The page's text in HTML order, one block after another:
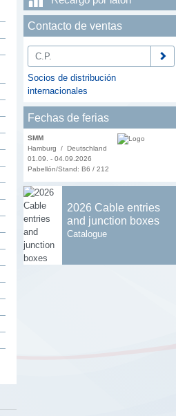
Contacto de ventas
Socios de distribución
internacionales
Fechas de ferias
SMM
Hamburg / Deutschland
01.09. - 04.09.2026
Pabellón/Stand: B6 / 212
2026 Cable entries
and junction boxes
Catalogue